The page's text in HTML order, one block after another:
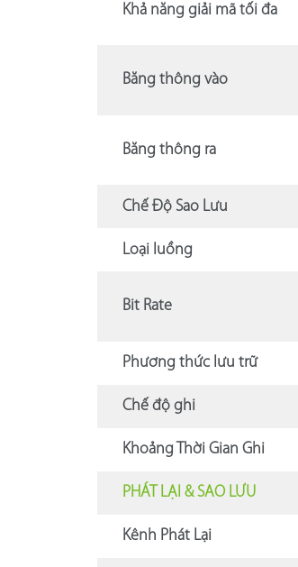
Khả năng giải mã tối đa
Băng thông vào
Băng thông ra
Chế Độ Sao Lưu
Loại luồng
Bit Rate
Phương thức lưu trữ
Chế độ ghi
Khoảng Thời Gian Ghi
PHÁT LẠI & SAO LƯU
Kênh Phát Lại